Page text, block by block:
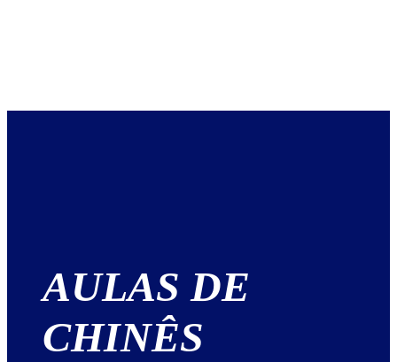
AULAS DE
CHINÊS